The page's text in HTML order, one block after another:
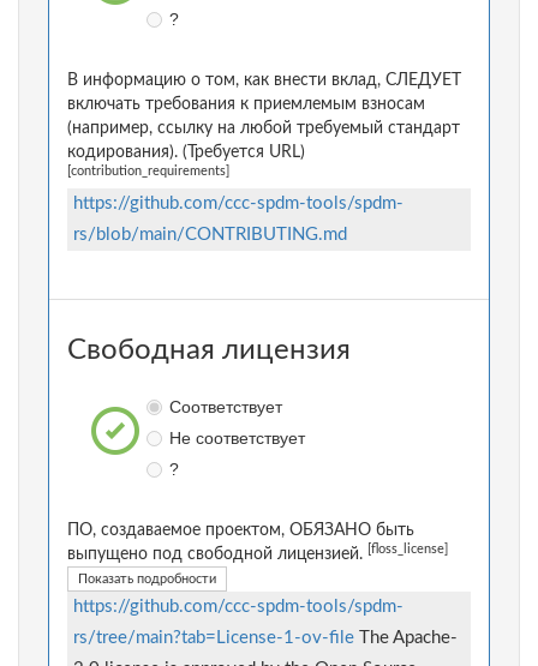
?
В информацию о том, как внести вклад, СЛЕДУЕТ
включать требования к приемлемым взносам
(например, ссылку на любой требуемый стандарт
кодирования). (Требуется URL)
[contribution_requirements]
https://github.com/ccc-spdm-tools/spdm-
rs/blob/main/CONTRIBUTING.md
Свободная лицензия
Соответствует
Не соответствует
?
ПО, создаваемое проектом, ОБЯЗАНО быть
выпущено под свободной лицензией.
[floss_license]
Показать подробности
https://github.com/ccc-spdm-tools/spdm-
rs/tree/main?tab=License-1-ov-file The Apache-